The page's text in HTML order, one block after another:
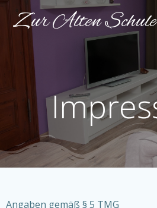
Inhalt
Zur Alten Schule
Angaben gemäß § 5 TMG